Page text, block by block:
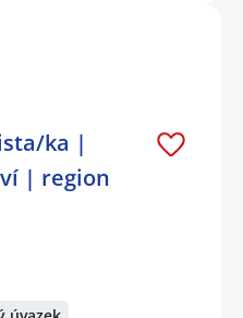
ka |
| region